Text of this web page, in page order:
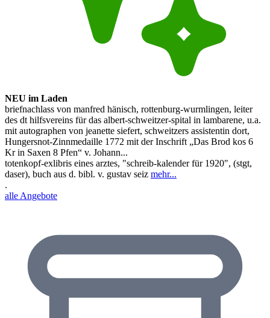
NEU im Laden
briefnachlass von manfred hänisch, rottenburg-wurmlingen, leiter
des dt hilfsvereins für das albert-schweitzer-spital in lambarene, u.a.
mit autographen von jeanette siefert, schweitzers assistentin dort,
Hungersnot-Zinnmedaille 1772 mit der Inschrift „Das Brod kos 6
Kr in Saxen 8 Pfen“ v. Johann...
totenkopf-exlibris eines arztes, "schreib-kalender für 1920", (stgt,
daser), buch aus d. bibl. v. gustav seiz mehr...
.
alle Angebote